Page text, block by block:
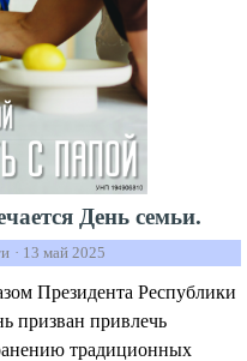
День семьи.
· 13 май 2025
Президента Республики
призван привлечь
традиционных